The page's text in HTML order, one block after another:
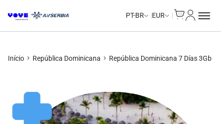
PT-BR EUR
Início República Dominicana República Dominicana 7 Días 3Gb